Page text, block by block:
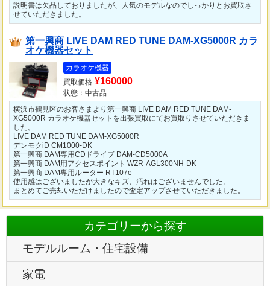
説明書は欠品しておりましたが、人気のモデルなのでしっかりとお買取さ
せていただきました。
第一興商 LIVE DAM RED TUNE DAM-XG5000R カラ
オケ機器セット
カラオケ機器
買取価格 ¥160000
状態：中古品
横浜市鶴見区のお客さまより第一興商 LIVE DAM RED TUNE DAM-
XG5000R カラオケ機器セットを出張買取にてお買取りさせていただきま
した。
LIVE DAM RED TUNE DAM-XG5000R
デンモクiD CM1000-DK
第一興商 DAM専用CDドライブ DAM-CD5000A
第一興商 DAM用アクセスポイント WZR-AGL300NH-DK
第一興商 DAM専用ルーター RT107e
使用感はございましたが大きなキズ、汚れはございませんでした。
まとめてご売却いただけましたので査定アップさせていただきました。
カテゴリーから探す
モデルルーム・住宅設備
家電